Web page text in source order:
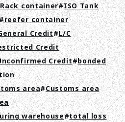
Value
container ISO Tank
reefer container
Credit L/C
Credit
Credit bonded
area Customs area
warehouse total loss